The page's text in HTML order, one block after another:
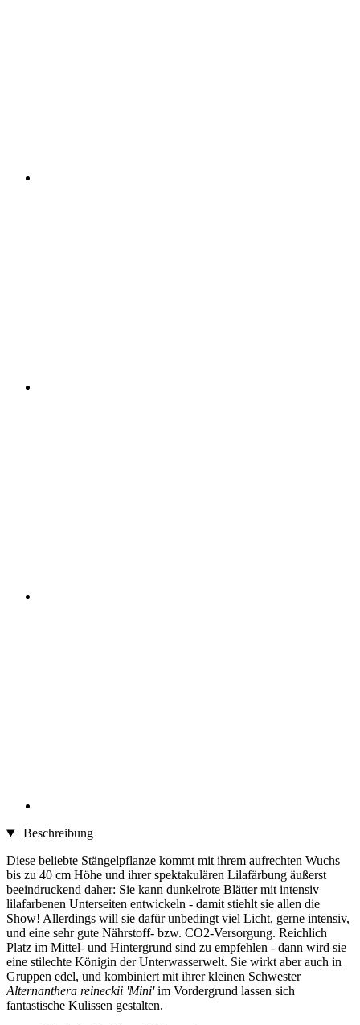
Beschreibung
Diese beliebte Stängelpflanze kommt mit ihrem aufrechten Wuchs
bis zu 40 cm Höhe und ihrer spektakulären Lilafärbung äußerst
beeindruckend daher: Sie kann dunkelrote Blätter mit intensiv
lilafarbenen Unterseiten entwickeln - damit stiehlt sie allen die
Show! Allerdings will sie dafür unbedingt viel Licht, gerne intensiv,
und eine sehr gute Nährstoff- bzw. CO2-Versorgung. Reichlich
Platz im Mittel- und Hintergrund sind zu empfehlen - dann wird sie
eine stilechte Königin der Unterwasserwelt. Sie wirkt aber auch in
Gruppen edel, und kombiniert mit ihrer kleinen Schwester
Alternanthera reineckii 'Mini'im Vordergrund lassen sich
fantastische Kulissen gestalten.